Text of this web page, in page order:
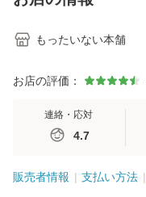
もったいない本舗
お店の評価：
連絡・応対
4.7
販売者情報 支払い方法